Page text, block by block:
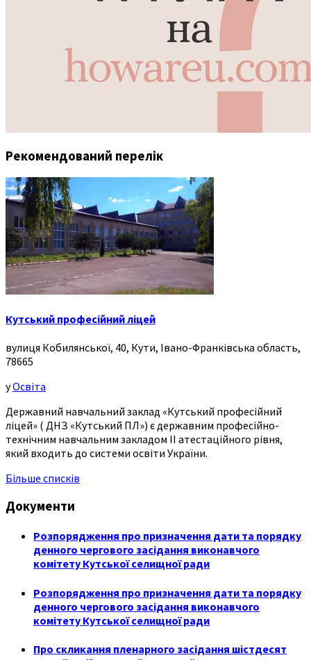
Рекомендований перелік
Кутський професійний ліцей
вулиця Кобилянської, 40, Кути, Івано-Франківська область,
78665
уОсвіта
Державний навчальний заклад «Кутський професійний
ліцей» ( ДНЗ «Кутський ПЛ») є державним професійно-
технічним навчальним закладом ІІ атестаційного рівня,
який входить до системи освіти України.
Більше списків
Документи
Розпорядження про призначення дати та порядку
денного чергового засідання виконавчого
комітету Кутської селищної ради
Розпорядження про призначення дати та порядку
денного чергового засідання виконавчого
комітету Кутської селищної ради
Про скликання пленарного засідання шістдесят